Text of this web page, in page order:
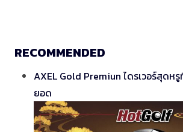
RECOMMENDED
AXEL Gold Premiun ไดรเวอร์สุดหรู
ยอด